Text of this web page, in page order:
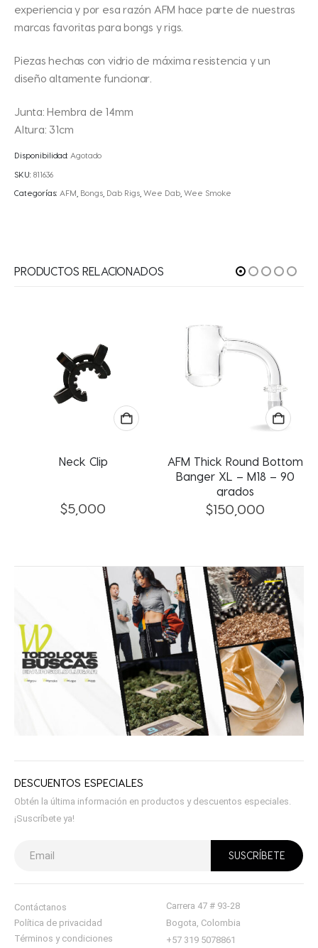
experiencia y por esa razón AFM hace parte de nuestras
marcas favoritas para bongs y rigs.
Piezas hechas con vidrio de máxima resistencia y un
diseño altamente funcionar.
Junta: Hembra de 14mm
Altura: 31cm
Disponibilidad: Agotado
SKU: 811636
Categorías: AFM Bongs Dab Rigs Wee Dab Wee Smoke
PRODUCTOS RELACIONADOS
Neck Clip
$5,000
AFM Thick Round Bottom
Banger XL – M18 – 90
grados
$150,000
DESCUENTOS ESPECIALES
Obtén la última información en productos y descuentos especiales.
¡Suscríbete ya!
Contáctanos
Política de privacidad
Términos y condiciones
Carrera 47 # 93-28
Bogota, Colombia
+57 319 5078861